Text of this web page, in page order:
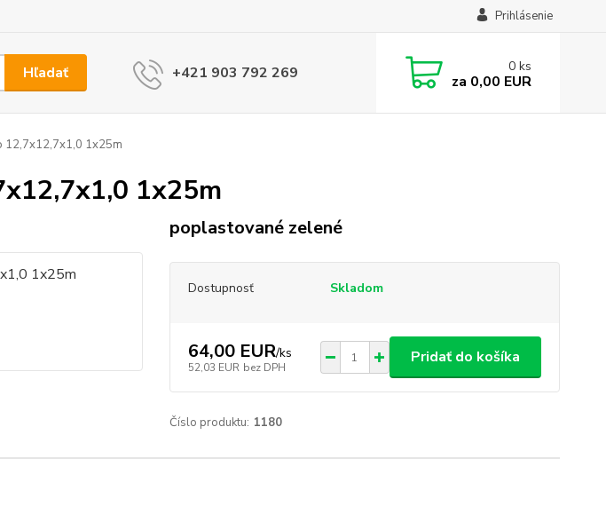
Prihlásenie
Hľadať +421 903 792 269 0 ks
za 0,00 EUR
12,7x12,7x1,0 1x25m
1x25m
poplastované zelené
Dostupnosť Skladom
64,00 EUR/ks
52,03 EUR bez DPH
Pridať do košíka
Číslo produktu: 1180